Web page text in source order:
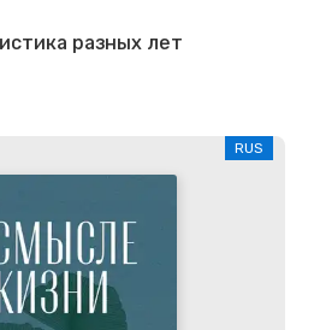
разных лет
RUS